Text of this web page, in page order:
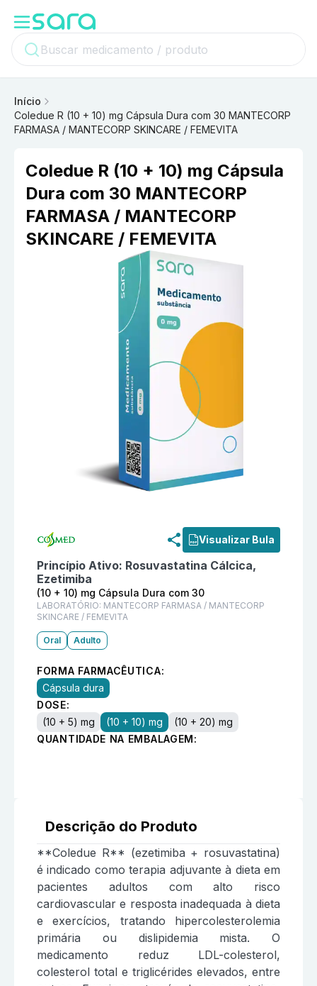
Início
Coledue R (10 + 10) mg Cápsula Dura com 30 MANTECORP
FARMASA / MANTECORP SKINCARE / FEMEVITA
Coledue R (10 + 10) mg Cápsula
Dura com 30 MANTECORP
FARMASA / MANTECORP
SKINCARE / FEMEVITA
Visualizar Bula
Princípio Ativo: Rosuvastatina Cálcica,
Ezetimiba
(10 + 10) mg Cápsula Dura com 30
LABORATÓRIO: MANTECORP FARMASA / MANTECORP
SKINCARE / FEMEVITA
Oral Adulto
FORMA FARMACÊUTICA:
Cápsula dura
DOSE:
(10 + 5) mg
(10 + 10) mg
(10 + 20) mg
QUANTIDADE NA EMBALAGEM:
Descrição do Produto
**Coledue R** (ezetimiba + rosuvastatina)
é indicado como terapia adjuvante à dieta em
pacientes adultos com alto risco
cardiovascular e resposta inadequada à dieta
e exercícios, tratando hipercolesterolemia
primária ou dislipidemia mista. O
medicamento reduz LDL-colesterol,
colesterol total e triglicérides elevados, entre